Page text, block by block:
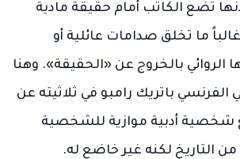
تضع الكاتب أمام حقيقة مادية
ما تخلق صدامات عائلية أو
بالخروج عن «الحقيقة». وهنا
الفرنسي باتريك رامبو في ثلاثيته عن
شخصية أدبية موازية للشخصية
التاريخ لكنه غير خاضع له.